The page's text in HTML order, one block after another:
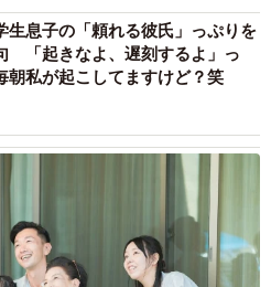
生息子の「頼れる彼氏」っぷりを
「起きなよ、遅刻するよ」っ
私が起こしてますけど？笑